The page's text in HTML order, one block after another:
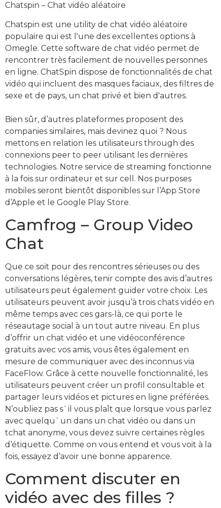
Chatspin – Chat vidéo aléatoire
Chatspin est une utility de chat vidéo aléatoire
populaire qui est l'une des excellentes options à
Omegle. Cette software de chat vidéo permet de
rencontrer très facilement de nouvelles personnes
en ligne. ChatSpin dispose de fonctionnalités de chat
vidéo qui incluent des masques faciaux, des filtres de
sexe et de pays, un chat privé et bien d'autres.
Bien sûr, d’autres plateformes proposent des
companies similaires, mais devinez quoi ? Nous
mettons en relation les utilisateurs through des
connexions peer to peer utilisant les dernières
technologies. Notre service de streaming fonctionne
à la fois sur ordinateur et sur cell. Nos purposes
mobiles seront bientôt disponibles sur l’App Store
d’Apple et le Google Play Store.
Camfrog – Group Video
Chat
Que ce soit pour des rencontres sérieuses ou des
conversations légères, tenir compte des avis d’autres
utilisateurs peut également guider votre choix. Les
utilisateurs peuvent avoir jusqu’à trois chats vidéo en
même temps avec ces gars-là, ce qui porte le
réseautage social à un tout autre niveau. En plus
d’offrir un chat vidéo et une vidéoconférence
gratuits avec vos amis, vous êtes également en
mesure de communiquer avec des inconnus via
FaceFlow. Grâce à cette nouvelle fonctionnalité, les
utilisateurs peuvent créer un profil consultable et
partager leurs vidéos et pictures en ligne préférées.
N’oubliez pas s`il vous plaît que lorsque vous parlez
avec quelqu`un dans un chat vidéo ou dans un
tchat anonyme, vous devez suivre certaines règles
d’étiquette. Comme on vous entend et vous voit à la
fois, essayez d’avoir une bonne apparence.
Comment discuter en
vidéo avec des filles ?